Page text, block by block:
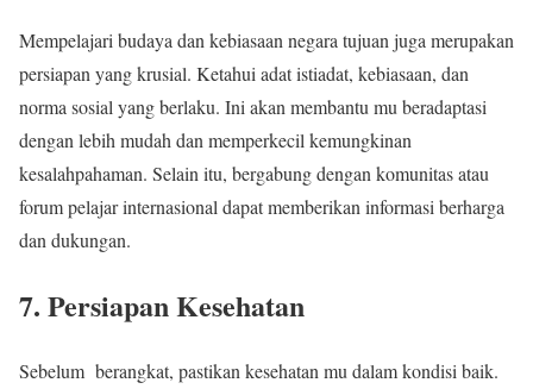
Mempelajari budaya dan kebiasaan negara tujuan juga merupakan
persiapan yang krusial. Ketahui adat istiadat, kebiasaan, dan
norma sosial yang berlaku. Ini akan membantu mu beradaptasi
dengan lebih mudah dan memperkecil kemungkinan
kesalahpahaman. Selain itu, bergabung dengan komunitas atau
forum pelajar internasional dapat memberikan informasi berharga
dan dukungan.
7. Persiapan Kesehatan
Sebelum berangkat, pastikan kesehatan mu dalam kondisi baik.